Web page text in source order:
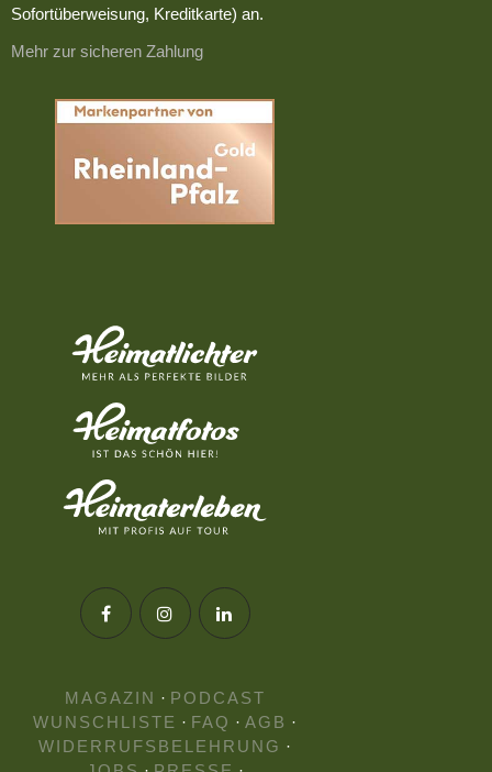
Sofortüberweisung, Kreditkarte) an.
Mehr zur sicheren Zahlung
MAGAZIN · PODCAST
WUNSCHLISTE · FAQ · AGB ·
WIDERRUFSBELEHRUNG ·